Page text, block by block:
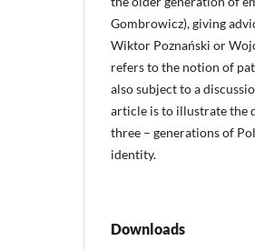
Gombrowicz), giving
Wiktor Poznański or
refers to the notion of
also subject to a
article is to illustrate the
three – generations of
identity.
Downloads